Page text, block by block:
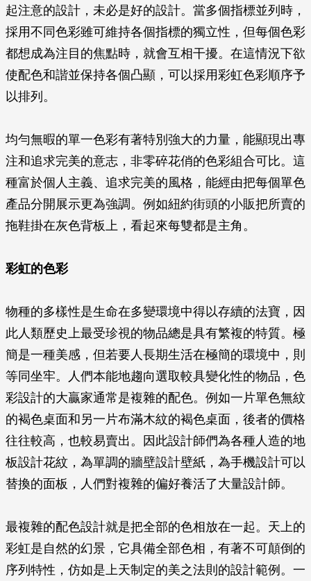
起注意的設計，未必是好的設計。當多個指標並列時，
採用不同色彩雖可維持各個指標的獨立性，但每個色彩
都想成為注目的焦點時，就會互相干擾。在這情況下欲
使配色和諧並保持各個凸顯，可以採用彩虹色彩順序予
以排列。
均勻無暇的單一色彩有著特別強大的力量，能顯現出專
注和追求完美的意志，非零碎花俏的色彩組合可比。這
種富於個人主義、追求完美的風格，能經由把每個單色
產品分開展示更為強調。例如紐約街頭的小販把所賣的
拖鞋掛在灰色背板上，看起來每雙都是主角。
彩虹的色彩
物種的多樣性是生命在多變環境中得以存續的法寶，因
此人類歷史上最受珍視的物品總是具有繁複的特質。極
簡是一種美感，但若要人長期生活在極簡的環境中，則
等同坐牢。人們本能地趨向選取較具變化性的物品，色
彩設計的大贏家通常是複雜的配色。例如一片單色無紋
的褐色桌面和另一片布滿木紋的褐色桌面，後者的價格
往往較高，也較易賣出。因此設計師們為各種人造的地
板設計花紋，為單調的牆壁設計壁紙，為手機設計可以
替換的面板，人們對複雜的偏好養活了大量設計師。
最複雜的配色設計就是把全部的色相放在一起。天上的
彩虹是自然的幻景，它具備全部色相，有著不可顛倒的
序列特性，仿如是上天制定的美之法則的設計範例。一